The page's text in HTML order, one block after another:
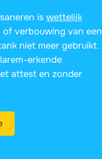
is wettelijk
verbouwing van een
niet meer gebruikt.
erkende
attest en zonder